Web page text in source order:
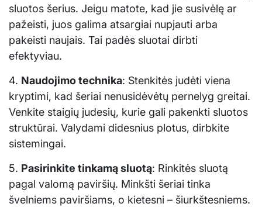
sluotos šerius. Jeigu matote, kad jie susivėlę ar
pažeisti, juos galima atsargiai nupjauti arba
pakeisti naujais. Tai padės sluotai dirbti
efektyviau.
4. Naudojimo technika: Stenkitės judėti viena
kryptimi, kad šeriai nenusidėvėtų pernelyg greitai.
Venkite staigių judesių, kurie gali pakenkti sluotos
struktūrai. Valydami didesnius plotus, dirbkite
sistemingai.
5. Pasirinkite tinkamą sluotą: Rinkitės sluotą
pagal valomą paviršių. Minkšti šeriai tinka
švelniems paviršiams, o kietesni – šiurkštesniems.